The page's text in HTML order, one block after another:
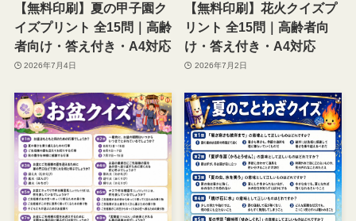
【無料印刷】夏の甲子園ク
イズプリント 全15問｜高齢
者向け・答え付き・A4対応
2026年7月4日
【無料印刷】花火クイズプ
リント 全15問｜高齢者向
け・答え付き・A4対応
2026年7月2日